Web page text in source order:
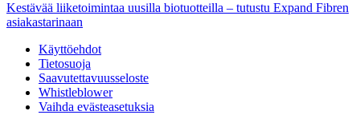
Kestävää liiketoimintaa uusilla biotuotteilla – tutustu Expand Fibren
asiakastarinaan
Käyttöehdot
Tietosuoja
Saavutettavuusseloste
Whistleblower
Vaihda evästeasetuksia